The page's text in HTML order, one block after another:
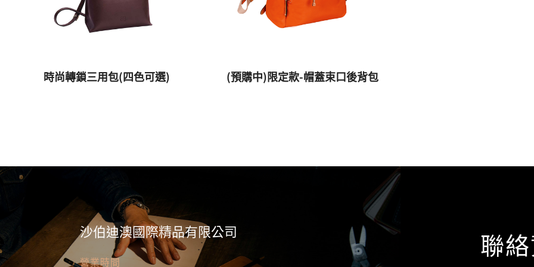
時尚轉鎖三用包(四色可選) (預購中)限定款-帽蓋束口後背包
沙伯迪澳國際精品有限公司
營業時間
聯